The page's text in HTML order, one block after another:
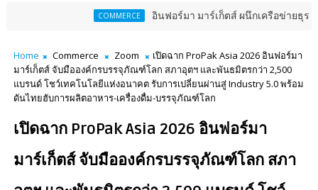
อินฟอร์มา มาร์เก็ตส์ ผนึกเครือข่ายธุรกิจท่องเที่ยว-บริก
Home Commerce Zoom
เปิดฉาก ProPak Asia 2026 อินฟอร์มา
มาร์เก็ตส์ จับมือองค์กรบรรจุภัณฑ์โลก สภาอุตฯ และพันธมิตรกว่า 2,500
แบรนด์ โชว์เทคโนโลยีแห่งอนาคต รับการเปลี่ยนผ่านสู่ Industry 5.0 พร้อม
ดันไทยฮับการผลิตอาหาร-เครื่องดื่ม-บรรจุภัณฑ์โลก
เปิดฉาก ProPak Asia 2026 อินฟอร์มา
มาร์เก็ตส์ จับมือองค์กรบรรจุภัณฑ์โลก สภา